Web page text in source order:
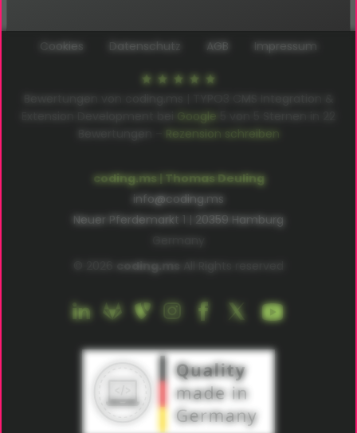
coding.ms | Thomas Deuling
info@coding.ms
Neuer Pferdemarkt 1 | 20359 Hamburg
coding.ms
Cookies Datenschutz AGB Impressum
Bewertungen von coding.ms | TYPO3 CMS Integration &
Google
Bewertungen – Rezension schreiben